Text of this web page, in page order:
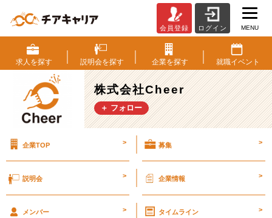
運
用
ア
シ
ス
タ
験
Instagram
&
TikTok
会員登録 ログイン MENU
求人を探す 説明会を探す 企業を探す 就職イベント
株式会社Cheer
＋ フォロー
企業TOP > 募集 >
説明会 > 企業情報 >
メンバー > タイムライン >